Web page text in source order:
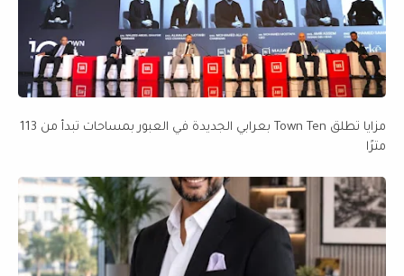
مزايا تطلق Town Ten بعرابي الجديدة في العبور بمساحات تبدأ من 113
مترًا